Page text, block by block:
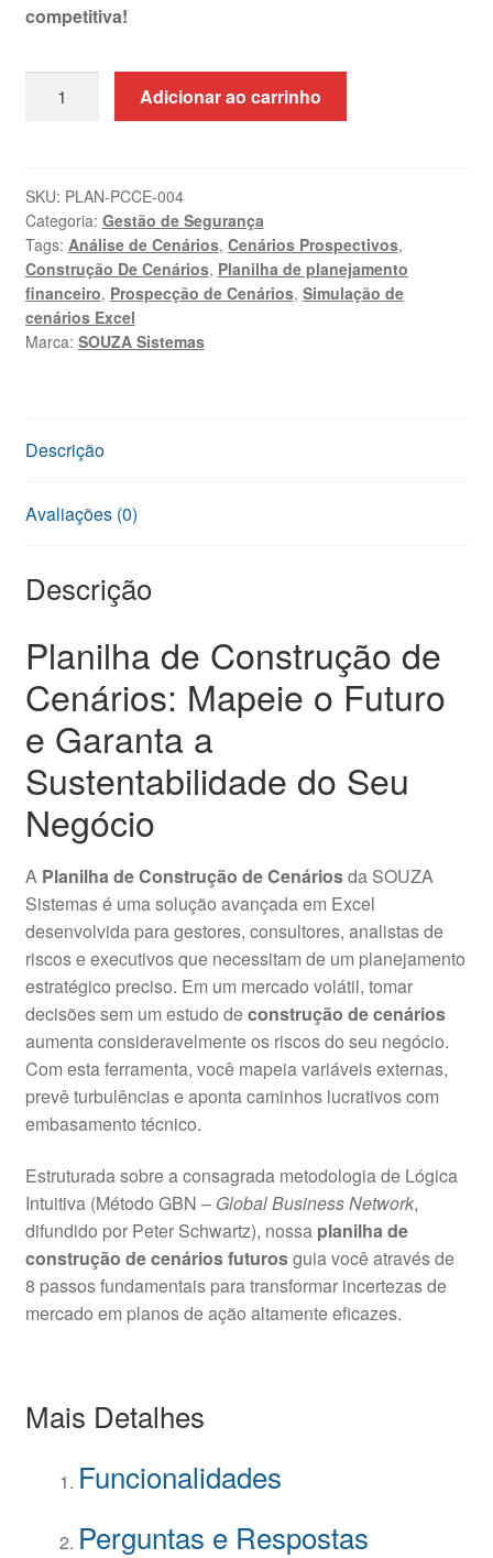
competitiva!
Cenários
Excel
+
Treinamento
quantidade
Adicionar ao carrinho
SKU: PLAN-PCCE-004
Categoria: Gestão de Segurança
Tags: Análise de Cenários, Cenários Prospectivos,
Construção De Cenários, Planilha de planejamento
financeiro, Prospecção de Cenários, Simulação de
cenários Excel
Marca: SOUZA Sistemas
Descrição
Avaliações (0)
Descrição
Planilha de Construção de
Cenários: Mapeie o Futuro
e Garanta a
Sustentabilidade do Seu
Negócio
A Planilha de Construção de Cenáriosda SOUZA
Sistemas é uma solução avançada em Excel
desenvolvida para gestores, consultores, analistas de
riscos e executivos que necessitam de um planejamento
estratégico preciso. Em um mercado volátil, tomar
decisões sem um estudo deconstrução de cenários
aumenta consideravelmente os riscos do seu negócio.
Com esta ferramenta, você mapeia variáveis externas,
prevê turbulências e aponta caminhos lucrativos com
embasamento técnico.
Estruturada sobre a consagrada metodologia de Lógica
Intuitiva (Método GBN – Global Business Network,
difundido por Peter Schwartz), nossa planilha de
construção de cenários futurosguia você através de
8 passos fundamentais para transformar incertezas de
mercado em planos de ação altamente eficazes.
Mais Detalhes
Funcionalidades
Perguntas e Respostas